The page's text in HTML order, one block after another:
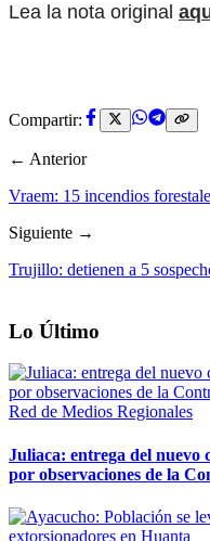
Lea la nota original
Compartir:
← Anterior
Vraem: 15 incendios
Siguiente →
Trujillo: detienen a 5
Lo Último
Red de Medios Regionales
Juliaca: entrega del nuevo
por observaciones de la